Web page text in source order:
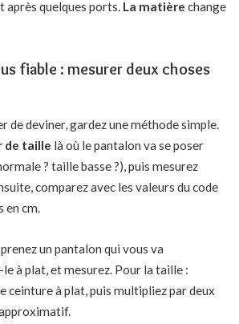
après quelques ports. La matière change
fiable : mesurer deux choses
de deviner, gardez une méthode simple.
de taille là où le pantalon va se poser
? taille basse ?), puis mesurez
comparez avec les valeurs du code
en cm.
prenez un pantalon qui vous va
à plat, et mesurez. Pour la taille :
ceinture à plat, puis multipliez par deux